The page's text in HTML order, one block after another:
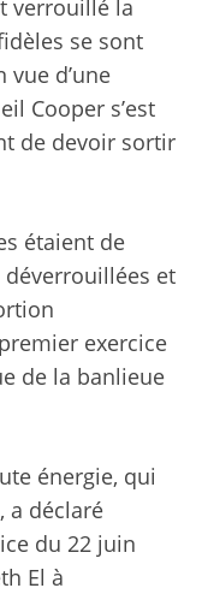
verrouillé la
se sont
d’une
Cooper s’est
de devoir sortir
étaient de
et
exercice
de la banlieue
énergie, qui
a déclaré
du 22 juin
El à